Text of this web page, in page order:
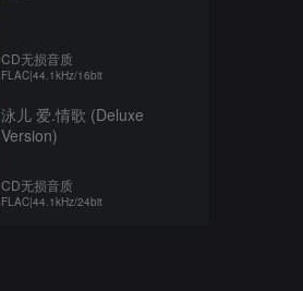
CD无损音质
FLAC|44.1kHz/16bit
泳儿 爱.情歌 (Deluxe
Version)
CD无损音质
FLAC|44.1kHz/24bit